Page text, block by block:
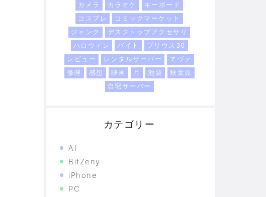
カメラ
カラオケ
キーボード
コスプレ
コミックマーケット
ジャンク
デスクトップアクセサリ
ハロウィン
バイト
プリウス30
レビュー
レンタルサーバー
ヱヴァ
修理
感想 映画 月 池袋
秋葉原
自宅サーバー
カテゴリー
AI
BitZeny
iPhone
PC